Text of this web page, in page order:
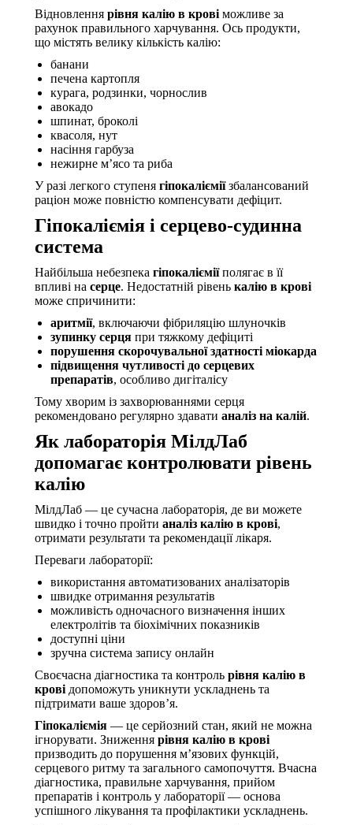
Відновлення рівня калію в крові можливе за
рахунок правильного харчування. Ось продукти,
що містять велику кількість калію:
банани
печена картопля
курага, родзинки, чорнослив
авокадо
шпинат, броколі
квасоля, нут
насіння гарбуза
нежирне м’ясо та риба
У разі легкого ступеня гіпокалієміїзбалансований
раціон може повністю компенсувати дефіцит.
Гіпокаліємія і серцево-судинна
система
Найбільша небезпека гіпокалієміїполягає в її
впливі на серце. Недостатній рівень калію в крові
може спричинити:
аритмії, включаючи фібриляцію шлуночків
зупинку серця при тяжкому дефіциті
порушення скорочувальної здатності міокарда
підвищення чутливості до серцевих
препаратів, особливо дигіталісу
Тому хворим із захворюваннями серця
рекомендовано регулярно здавати аналіз на калій.
Як лабораторія МілдЛаб
допомагає контролювати рівень
калію
МілдЛаб — це сучасна лабораторія, де ви можете
швидко і точно пройти аналіз калію в крові,
отримати результати та рекомендації лікаря.
Переваги лабораторії:
використання автоматизованих аналізаторів
швидке отримання результатів
можливість одночасного визначення інших
електролітів та біохімічних показників
доступні ціни
зручна система запису онлайн
Своєчасна діагностика та контроль рівня калію в
крові допоможуть уникнути ускладнень та
підтримати ваше здоров’я.
Гіпокаліємія — це серйозний стан, який не можна
ігнорувати. Зниження рівня калію в крові
призводить до порушення м’язових функцій,
серцевого ритму та загального самопочуття. Вчасна
діагностика, правильне харчування, прийом
препаратів і контроль у лабораторії — основа
успішного лікування та профілактики ускладнень.